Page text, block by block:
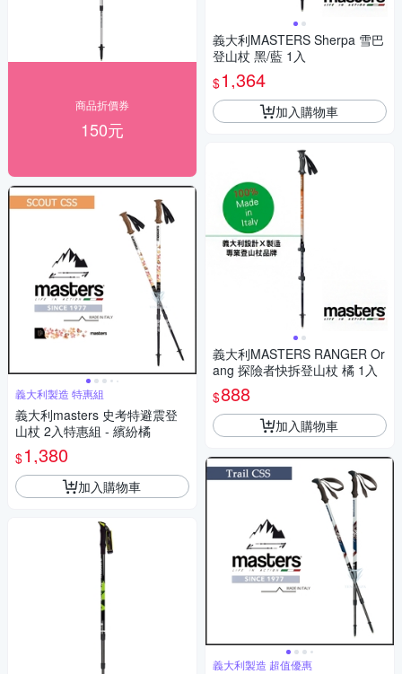
商品折價券
150元
義大利製造 特惠組
義大利masters 史考特避震登
山杖 2入特惠組 - 繽紛橘
$1,380
加入購物車
義大利MASTERS Sherpa 雪巴
登山杖 黑/藍 1入
$1,364
加入購物車
義大利MASTERS RANGER Or
ang 探險者快拆登山杖 橘 1入
$888
加入購物車
義大利製造 超值優惠